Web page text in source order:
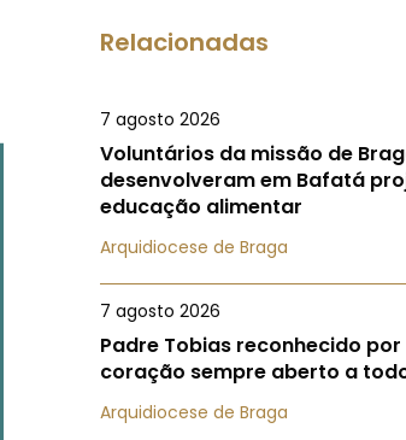
Relacionadas
7 agosto 2026
Voluntários da missão de
desenvolveram em Bafatá
educação alimentar
Arquidiocese de Braga
7 agosto 2026
Padre Tobias reconhecido por
coração sempre aberto a
Arquidiocese de Braga